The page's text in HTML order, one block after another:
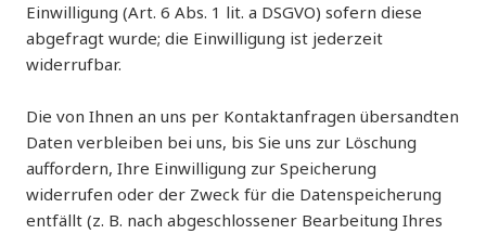
Einwilligung (Art. 6 Abs. 1 lit. a DSGVO) sofern diese
abgefragt wurde; die Einwilligung ist jederzeit
widerrufbar.
Die von Ihnen an uns per Kontaktanfragen übersandten
Daten verbleiben bei uns, bis Sie uns zur Löschung
auffordern, Ihre Einwilligung zur Speicherung
widerrufen oder der Zweck für die Datenspeicherung
entfällt (z. B. nach abgeschlossener Bearbeitung Ihres